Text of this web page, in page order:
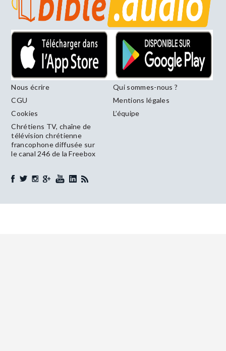
Nous écrire
Qui sommes-nous ?
CGU
Mentions légales
Cookies
L’équipe
Chrétiens TV, chaîne de
télévision chrétienne
francophone diffusée sur
le canal 246 de la Freebox